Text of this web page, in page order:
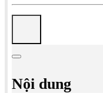
Nội dung